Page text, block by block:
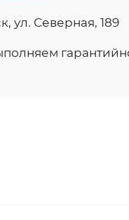
ул. Северная, 189